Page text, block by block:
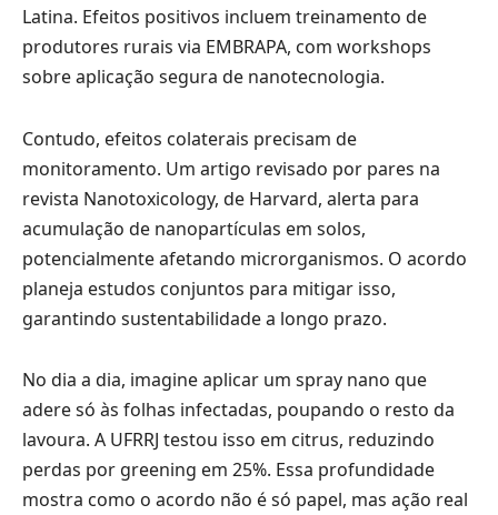
Latina. Efeitos positivos incluem treinamento de
produtores rurais via EMBRAPA, com workshops
sobre aplicação segura de nanotecnologia.
Contudo, efeitos colaterais precisam de
monitoramento. Um artigo revisado por pares na
revista Nanotoxicology, de Harvard, alerta para
acumulação de nanopartículas em solos,
potencialmente afetando microrganismos. O acordo
planeja estudos conjuntos para mitigar isso,
garantindo sustentabilidade a longo prazo.
No dia a dia, imagine aplicar um spray nano que
adere só às folhas infectadas, poupando o resto da
lavoura. A UFRRJ testou isso em citrus, reduzindo
perdas por greening em 25%. Essa profundidade
mostra como o acordo não é só papel, mas ação real